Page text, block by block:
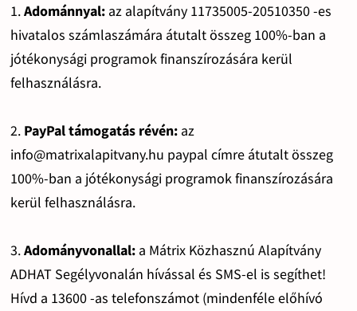
1.Adománnyal: az alapítvány 11735005-20510350 -es
hivatalos számlaszámára átutalt összeg 100%-ban a
jótékonysági programok finanszírozására kerül
felhasználásra.
2. PayPal támogatás révén: az
info@matrixalapitvany.hu paypal címre átutalt összeg
100%-ban a jótékonysági programok finanszírozására
kerül felhasználásra.
3.Adományvonallal:a Mátrix Közhasznú Alapítvány
ADHAT Segélyvonalán hívással és SMS-el is segíthet!
Hívd a 13600 -as telefonszámot (mindenféle előhívó